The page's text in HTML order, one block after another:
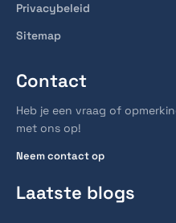
Privacybeleid
Sitemap
Contact
Heb je een vraag of
met ons op!
Neem contact op
Laatste blogs